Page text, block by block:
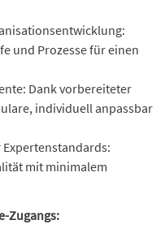
und Prozesse für einen
Dank vorbereiteter
individuell anpassbar
mit minimalem
Zugangs: